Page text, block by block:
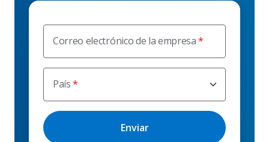
Correo electrónico de la empresa
País